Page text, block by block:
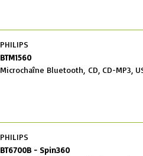
PHILIPS
BTM1560
Microchaîne Bluetooth, CD, CD-MP3,
PHILIPS
BT6700B - Spin360